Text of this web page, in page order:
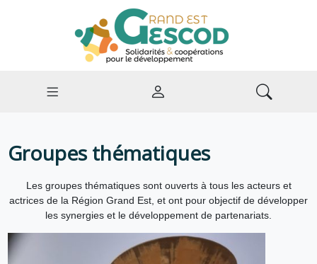
Groupes thématiques
Les groupes thématiques sont ouverts à tous les acteurs et
actrices de la Région Grand Est, et ont pour objectif de développer
les synergies et le développement de partenariats.